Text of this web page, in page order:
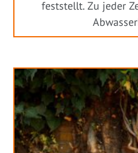
feststellt. Zu jeder